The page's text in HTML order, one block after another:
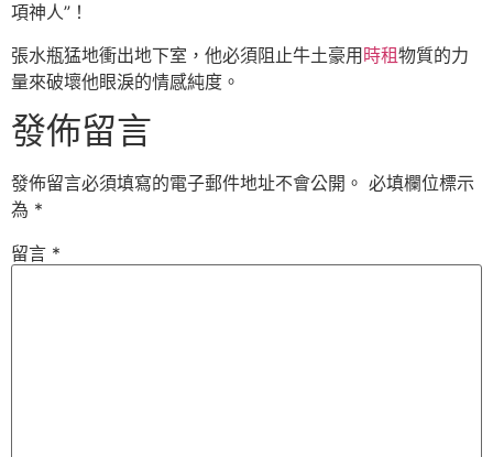
項神人”！
張水瓶猛地衝出地下室，他必須阻止牛土豪用時租物質的力
量來破壞他眼淚的情感純度。
發佈留言
發佈留言必須填寫的電子郵件地址不會公開。 必填欄位標示
為 *
留言 *